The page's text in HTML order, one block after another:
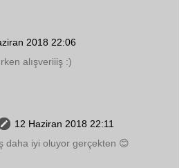
2018 22:06
alışveriiiş :)
12 Haziran 2018 22:11
daha iyi oluyor gerçekten 😊